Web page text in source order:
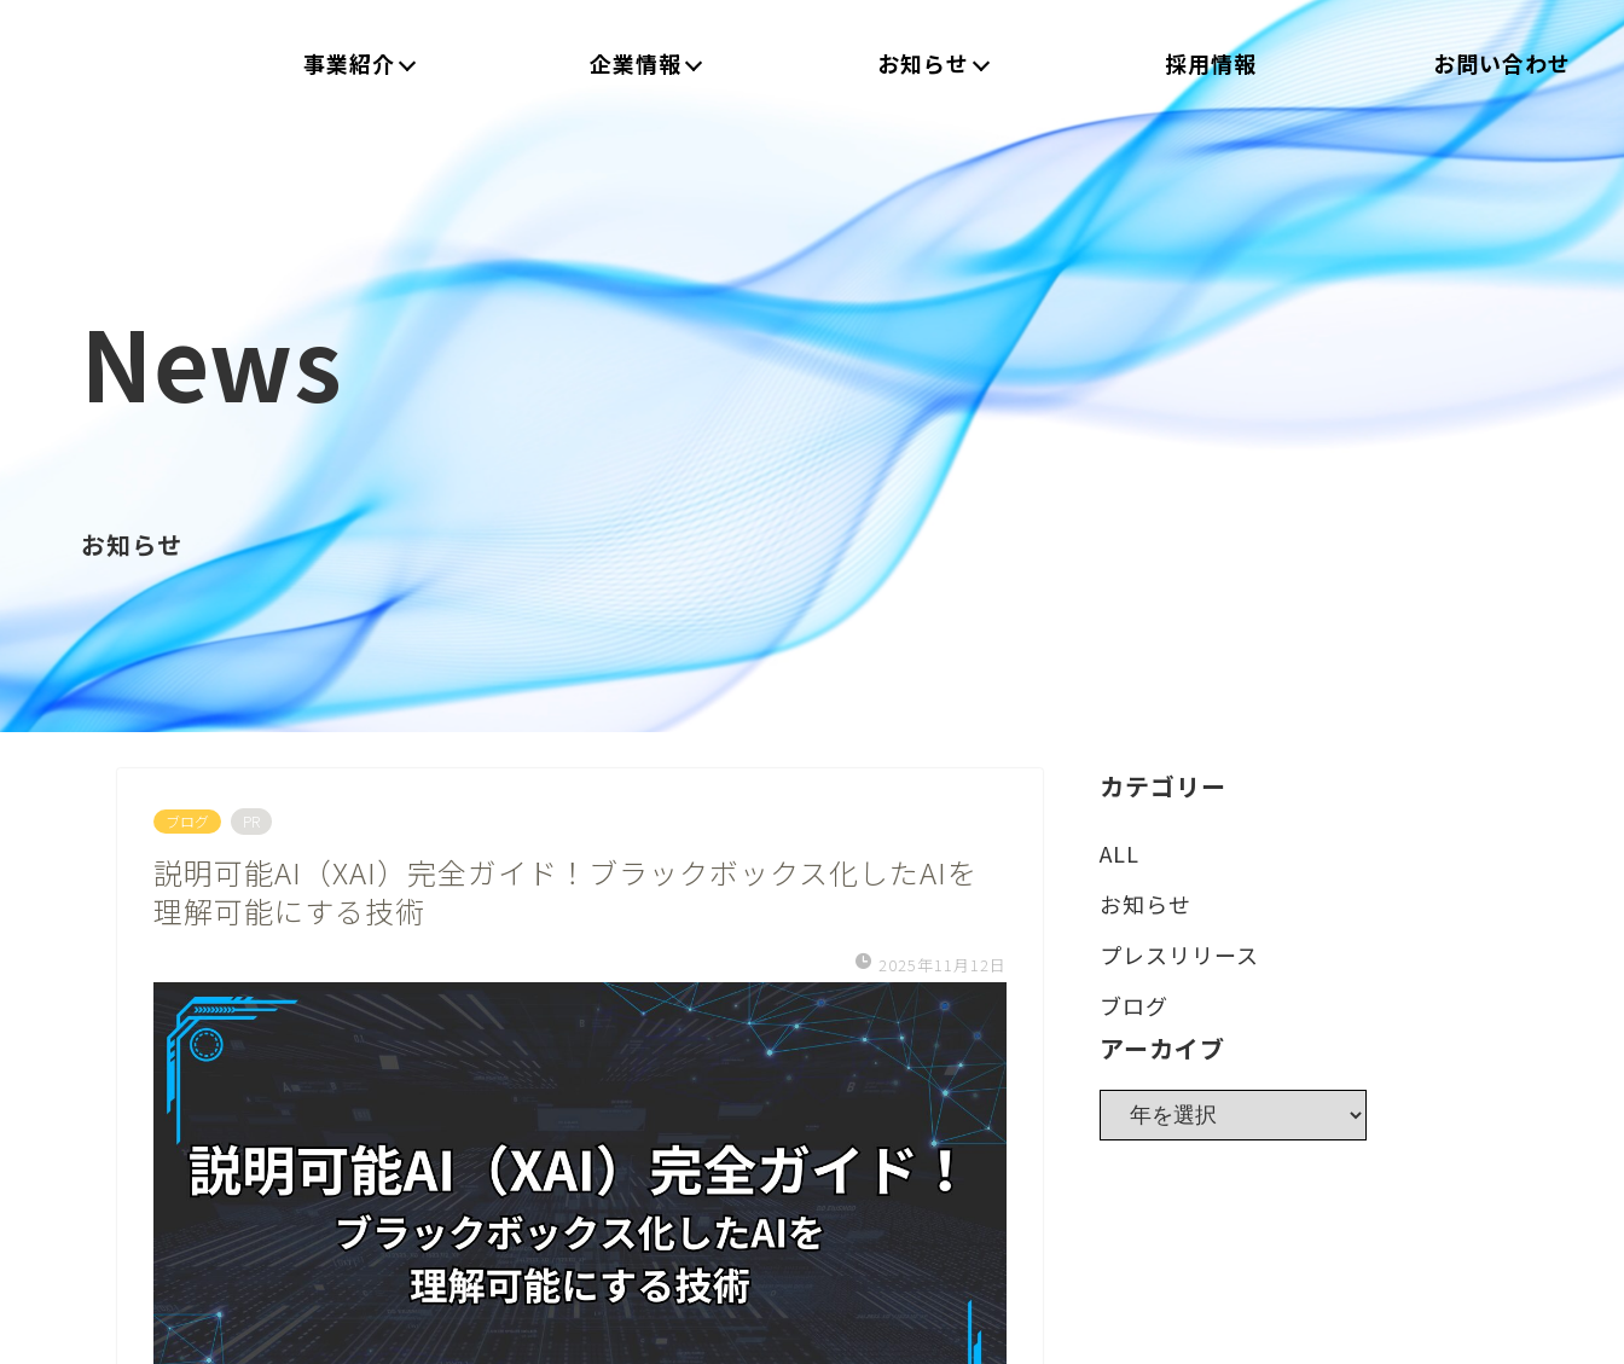
事業紹介 企業情報 お知らせ 採用情報 お問い合わせ
News
お知らせ
ブログ PR
説明可能AI（XAI）完全ガイド！ブラックボックス化したAIを
理解可能にする技術
2025年11月12日
カテゴリー
ALL
お知らせ
プレスリリース
ブログ
アーカイブ